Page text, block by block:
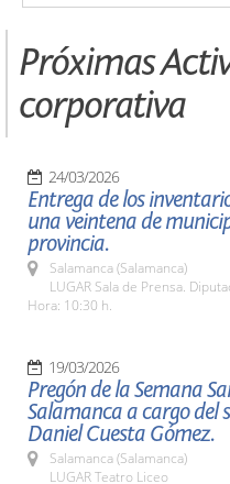
Próximas
corporativa
24/03/2026
Entrega de los
una veintena de
provincia.
Salamanca (Salamanca)
LUGAR Sala de Prensa.
Hora: 10:30 h.
19/03/2026
Pregón de la Semana
Salamanca a cargo del
Daniel Cuesta Gómez.
Salamanca (Salamanca)
LUGAR Teatro Liceo